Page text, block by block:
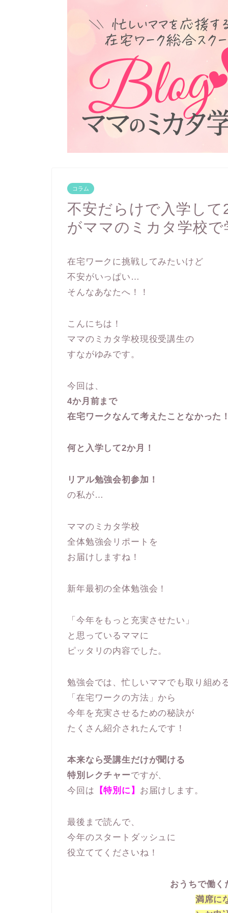
コラム
不安だらけで入学し
がママのミカタ学校
在宅ワークに挑戦してみたいけど
不安がいっぱい…
そんなあなたへ！！
こんにちは！
ママのミカタ学校現役受講生の
すながゆみです。
今回は、
4か月前まで
在宅ワークなんて考えたことなかった
何と入学して2か月！
リアル勉強会初参加！
の私が…
ママのミカタ学校
全体勉強会リポートを
お届けしますね！
新年最初の全体勉強会！
「今年をもっと充実させたい」
と思っているママに
ピッタリの内容でした。
勉強会では、忙しいママでも取り組め
「在宅ワークの方法」から
今年を充実させるための秘訣が
たくさん紹介されたんです！
本来なら受講生だけが聞ける
特別レクチャーですが、
今回は 【特別に】 お届けします。
最後まで読んで、
今年のスタートダッシュに
役立ててくださいね！
おうちで働く
満席に